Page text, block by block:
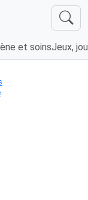
et soinsJeux,